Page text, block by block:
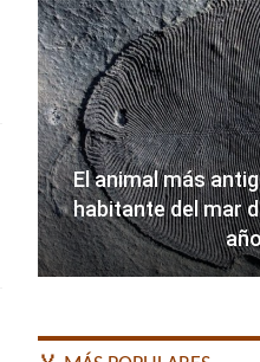
El animal más
habitante del mar